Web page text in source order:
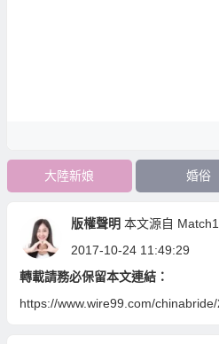
大陸新娘 婚俗
版權聲明 本文源自
2017-10-24 11:49:29
轉載請務必保留本文連結：
https://www.wire99.com/